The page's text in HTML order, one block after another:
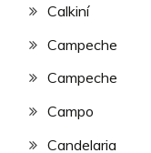
Calkiní
Campeche
Campeche
Campo
Candelaria